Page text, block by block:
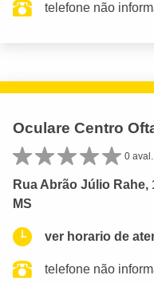
telefone não
Oculare Centro
0 aval.
Rua Abrão Júlio Rahe,
MS
ver horario de
telefone não